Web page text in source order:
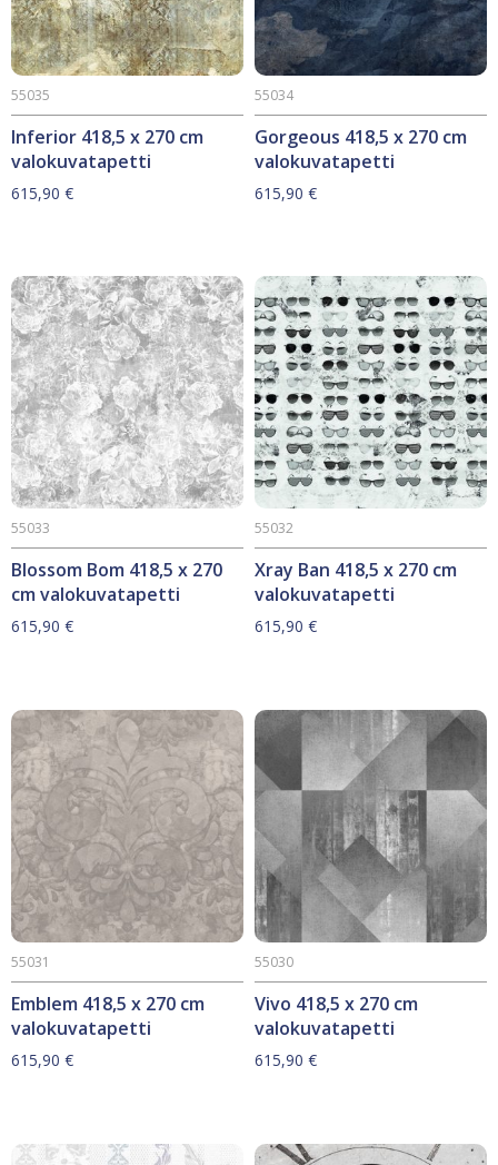
Inferior 418,5 x 270 cm
valokuvatapetti
55035
615,90 €
Gorgeous 418,5 x 270 cm
valokuvatapetti
55034
615,90 €
Blossom Bom 418,5 x 270
cm valokuvatapetti
55033
615,90 €
Xray Ban 418,5 x 270 cm
valokuvatapetti
55032
615,90 €
Emblem 418,5 x 270 cm
valokuvatapetti
55031
615,90 €
Vivo 418,5 x 270 cm
valokuvatapetti
55030
615,90 €